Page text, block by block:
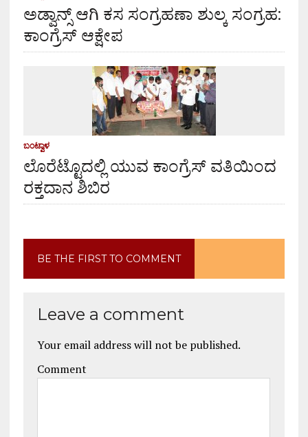
ಅಡ್ವಾನ್ಸ್ ಆಗಿ ಕಸ ಸಂಗ್ರಹಣಾ ಶುಲ್ಕ ಸಂಗ್ರಹ:
ಕಾಂಗ್ರೆಸ್ ಆಕ್ಷೇಪ
ಬಂಟ್ವಾಳ
ಲೊರೆಟ್ಟೊದಲ್ಲಿ ಯುವ ಕಾಂಗ್ರೆಸ್ ವತಿಯಿಂದ
ರಕ್ತದಾನ ಶಿಬಿರ
BE THE FIRST TO COMMENT
Leave a comment
Your email address will not be published.
Comment